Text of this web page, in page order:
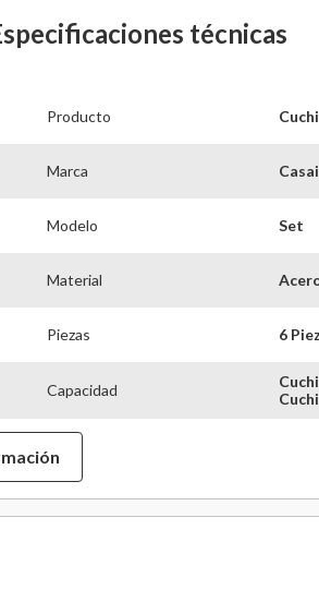
técnicas
Producto
Marca
Modelo Set
Material
Piezas 6
Capacidad
Incluye 5